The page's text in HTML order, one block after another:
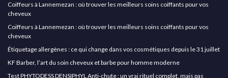
Coiffeurs à Lannemezan : où trouver les meilleurs soins coiffants pour vos
cheveux
Coiffeurs à Lannemezan : où trouver les meilleurs soins coiffants pour vos
cheveux
Étiquetage allergènes : ce qui change dans vos cosmétiques depuis le 31 juillet
KF Barber, l’art du soin cheveux et barbe pour homme moderne
Test PHYTODESS DENSIPHYL Anti-chute : un vrai rituel complet, mais pas